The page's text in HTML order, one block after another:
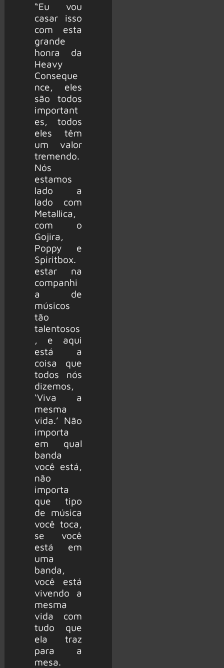
“Eu vou
casar isso
com esta
grande
honra da
Heavy
Conseque
nce, eles
são todos
important
es, todos
eles têm
um valor
tremendo.
Nós
estamos
lado a
lado com
Metallica,
com o
Gojira,
Poppy e
Spiritbox.
estar na
companhi
a de
músicos
tão
talentosos
, e aqui
está a
coisa que
todos nós
dizemos,
‘Viva a
mesma
vida.’ Não
importa
em qual
banda
você está,
não
importa
que tipo
de música
você toca,
se você
está em
uma
banda,
você está
vivendo a
mesma
vida com
tudo que
ela traz
para a
mesa.